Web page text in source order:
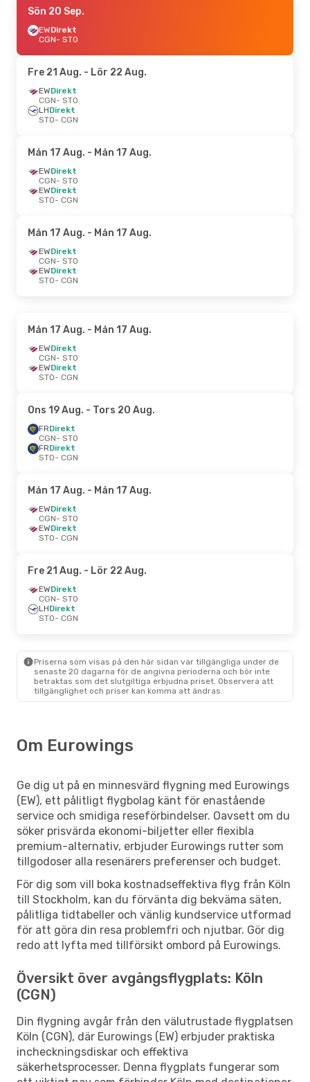
Sön 20 Sep.
EWDirekt
CGN- STO
Fre 21 Aug. - Lör 22 Aug.
EWDirekt
CGN- STO
LHDirekt
STO- CGN
Mån 17 Aug. - Mån 17 Aug.
EWDirekt
CGN- STO
EWDirekt
STO- CGN
Mån 17 Aug. - Mån 17 Aug.
EWDirekt
CGN- STO
EWDirekt
STO- CGN
Mån 17 Aug. - Mån 17 Aug.
EWDirekt
CGN- STO
EWDirekt
STO- CGN
Ons 19 Aug. - Tors 20 Aug.
FRDirekt
CGN- STO
FRDirekt
STO- CGN
Mån 17 Aug. - Mån 17 Aug.
EWDirekt
CGN- STO
EWDirekt
STO- CGN
Fre 21 Aug. - Lör 22 Aug.
EWDirekt
CGN- STO
LHDirekt
STO- CGN
Priserna som visas på den här sidan var tillgängliga under de
senaste 20 dagarna för de angivna perioderna och bör inte
betraktas som det slutgiltiga erbjudna priset. Observera att
tillgänglighet och priser kan komma att ändras.
Om Eurowings
Ge dig ut på en minnesvärd flygning med Eurowings
(EW), ett pålitligt flygbolag känt för enastående
service och smidiga reseförbindelser. Oavsett om du
söker prisvärda ekonomi-biljetter eller flexibla
premium-alternativ, erbjuder Eurowings rutter som
tillgodoser alla resenärers preferenser och budget.
För dig som vill boka kostnadseffektiva flyg från Köln
till Stockholm, kan du förvänta dig bekväma säten,
pålitliga tidtabeller och vänlig kundservice utformad
för att göra din resa problemfri och njutbar. Gör dig
redo att lyfta med tillförsikt ombord på Eurowings.
Översikt över avgångsflygplats: Köln
(CGN)
Din flygning avgår från den välutrustade flygplatsen
Köln (CGN), där Eurowings (EW) erbjuder praktiska
incheckningsdiskar och effektiva
säkerhetsprocesser. Denna flygplats fungerar som